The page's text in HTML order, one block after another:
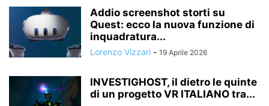
Addio screenshot storti su
Quest: ecco la nuova funzione di
inquadratura...
Lorenzo Vizzari - 19 Aprile 2026
INVESTIGHOST, il dietro le quinte
di un progetto VR ITALIANO tra...